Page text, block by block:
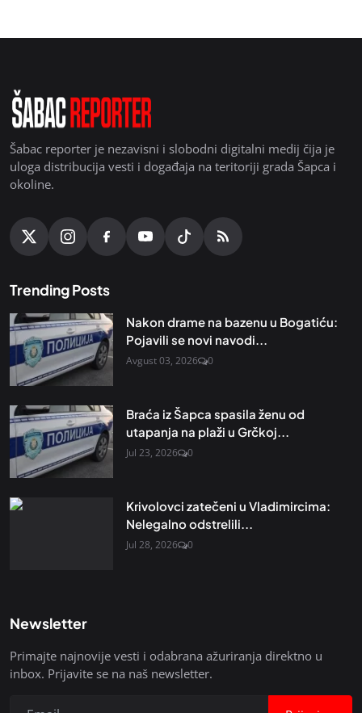
Šabac reporter je nezavisni i slobodni digitalni medij čija je
uloga distribucija vesti i događaja na teritoriji grada Šapca i
okoline.
Trending Posts
Nakon drame na bazenu u Bogatiću:
Pojavili se novi navodi...
Avgust 03, 2026 0
Braća iz Šapca spasila ženu od
utapanja na plaži u Grčkoj...
Jul 23, 2026 0
Krivolovci zatečeni u Vladimircima:
Nelegalno odstrelili...
Jul 28, 2026 0
Newsletter
Primajte najnovije vesti i odabrana ažuriranja direktno u
inbox. Prijavite se na naš newsletter.